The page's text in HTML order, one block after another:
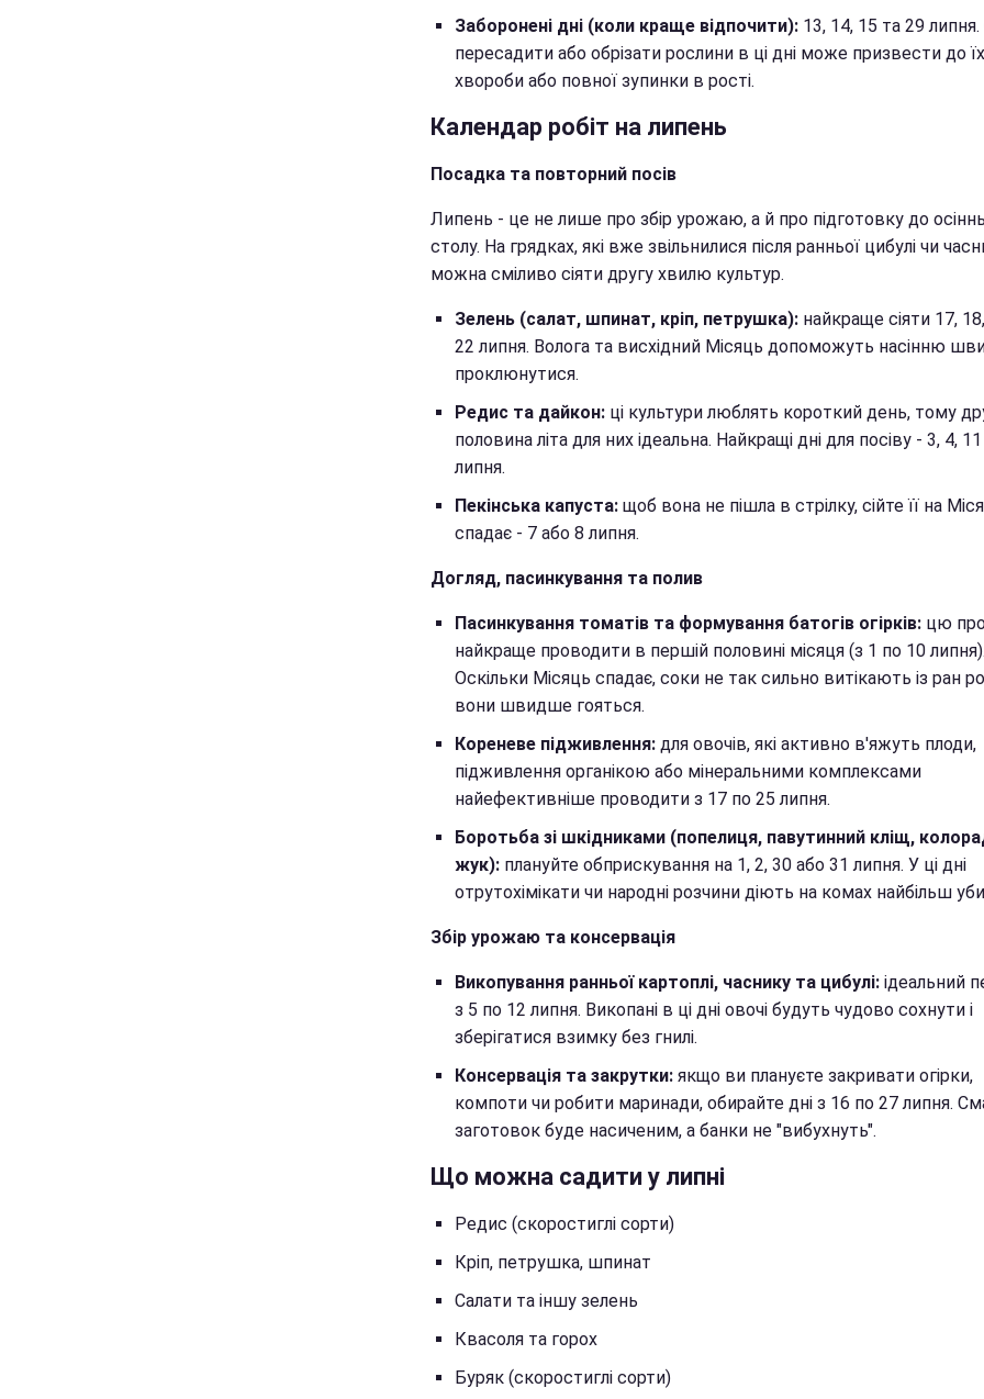
Заборонені дні (коли краще відпочити): 13, 14, 15 та 29
пересадити або обрізати рослини в ці дні може призвести до
хвороби або повної зупинки в рості.
Календар робіт на липень
Посадка та повторний посів
Липень - це не лише про збір урожаю, а й про підготовку до
столу. На грядках, які вже звільнилися після ранньої цибулі чи
можна сміливо сіяти другу хвилю культур.
Зелень (салат, шпинат, кріп, петрушка): найкраще сіяти 17,
22 липня. Волога та висхідний Місяць допоможуть насінню
проклюнутися.
Редис та дайкон: ці культури люблять короткий день, тому
половина літа для них ідеальна. Найкращі дні для посіву - 3, 4,
липня.
Пекінська капуста: щоб вона не пішла в стрілку, сійте її на
спадає - 7 або 8 липня.
Догляд, пасинкування та полив
Пасинкування томатів та формування батогів огірків: цю
найкраще проводити в першій половині місяця (з 1 по 10 липня).
Оскільки Місяць спадає, соки не так сильно витікають із ран
вони швидше гояться.
Кореневе підживлення: для овочів, які активно в'яжуть плоди,
підживлення органікою або мінеральними комплексами
найефективніше проводити з 17 по 25 липня.
Боротьба зі шкідниками (попелиця, павутинний кліщ,
жук): плануйте обприскування на 1, 2, 30 або 31 липня. У ці дні
отрутохімікати чи народні розчини діють на комах найбільш
Збір урожаю та консервація
Викопування ранньої картоплі, часнику та цибулі: ідеальний
з 5 по 12 липня. Викопані в ці дні овочі будуть чудово сохнути і
зберігатися взимку без гнилі.
Консервація та закрутки: якщо ви плануєте закривати огірки,
компоти чи робити маринади, обирайте дні з 16 по 27 липня.
заготовок буде насиченим, а банки не "вибухнуть".
Що можна садити у липні
Редис (скоростиглі сорти)
Кріп, петрушка, шпинат
Салати та іншу зелень
Квасоля та горох
Буряк (скоростиглі сорти)